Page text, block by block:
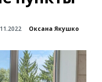
Оксана Якушко